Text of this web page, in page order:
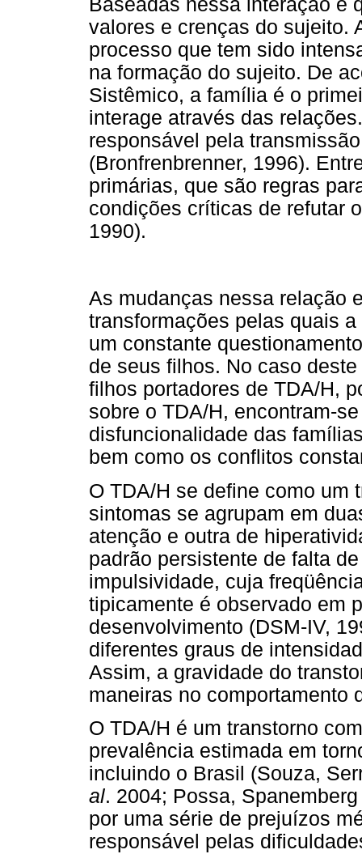
Baseadas nessa interação é
valores e crenças do sujeito.
processo que tem sido
na formação do sujeito. De
Sistêmico, a família é o
interage através das
responsável pela
(Bronfrenbrenner, 1996).
primárias, que são regras
condições críticas de refutar
1990).
As mudanças nessa relação
transformações pelas quais
um constante
de seus filhos. No caso
filhos portadores de TDA/H,
sobre o TDA/H, encontram-
disfuncionalidade das
bem como os conflitos
O TDA/H se define como um
sintomas se agrupam em
atenção e outra de
padrão persistente de falta
impulsividade, cuja
tipicamente é observado em
desenvolvimento (DSM-IV,
diferentes graus de
Assim, a gravidade do
maneiras no comportamento
O TDA/H é um transtorno
prevalência estimada em
incluindo o Brasil (Souza,
al. 2004; Possa,
por uma série de prejuízos
responsável pelas